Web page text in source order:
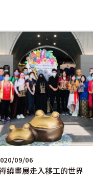
09/06
繞畫展走入移工的世界